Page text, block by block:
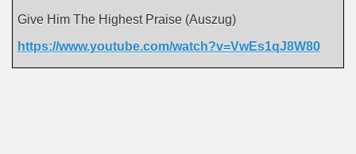
Give Him The Highest Praise (Auszug)
https://www.youtube.com/watch?v=VwEs1qJ8W80